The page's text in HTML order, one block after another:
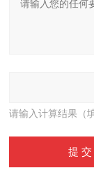
请输入计算结果（